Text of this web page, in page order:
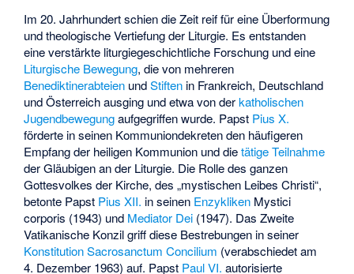
Im 20. Jahrhundert schien die Zeit reif für eine Überformung
und theologische Vertiefung der Liturgie. Es entstanden
eine verstärkte liturgiegeschichtliche Forschung und eine
Liturgische Bewegung, die von mehreren
Benediktinerabteien undStiften in Frankreich, Deutschland
und Österreich ausging und etwa von derkatholischen
Jugendbewegungaufgegriffen wurde. Papst Pius X.
förderte in seinen Kommuniondekreten den häufigeren
Empfang der heiligen Kommunion und dietätige Teilnahme
der Gläubigen an der Liturgie. Die Rolle des ganzen
Gottesvolkes der Kirche, des „mystischen Leibes Christi“,
betonte Papst Pius XII. in seinen Enzykliken Mystici
corporis (1943) und Mediator Dei (1947). Das Zweite
Vatikanische Konzil griff diese Bestrebungen in seiner
Konstitution Sacrosanctum Concilium (verabschiedet am
4. Dezember 1963) auf. Papst Paul VI. autorisierte